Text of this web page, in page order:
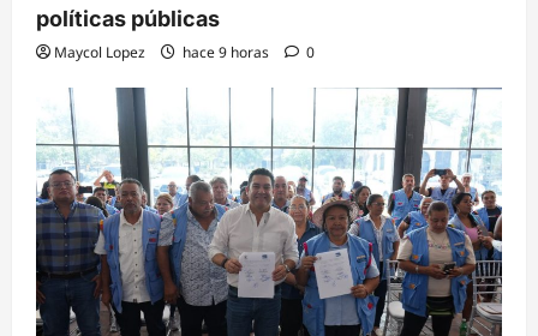
políticas públicas
Maycol Lopez hace 9 horas 0